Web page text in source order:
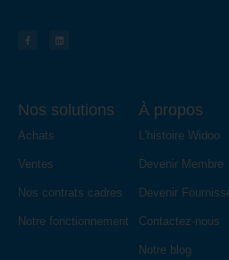
Nos solutions
Achats
Ventes
Nos contrats cadres
Notre fonctionnement
À propos
L'histoire Widoo
Devenir Membre
Devenir
Contactez-nous
Notre blog